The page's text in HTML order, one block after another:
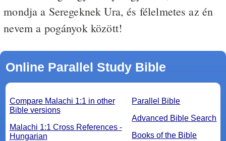
mondja a Seregeknek Ura, és félelmetes az én
nevem a pogányok között!
Online Parallel Study Bible
Parallel Bible
Advanced Bible Search
Books of the Bible
Compare Malachi 1:1 in other
Bible versions
Malachi 1:1 Cross References -
Hungarian